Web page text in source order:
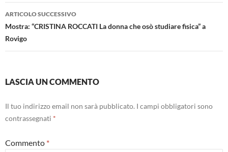
ARTICOLO SUCCESSIVO
Mostra: “CRISTINA ROCCATI La donna che osò studiare fisica” a
Rovigo
LASCIA UN COMMENTO
Il tuo indirizzo email non sarà pubblicato. I campi obbligatori sono
contrassegnati *
Commento *